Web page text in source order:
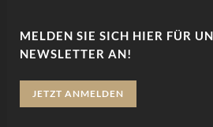
MELDEN SIE SICH HIER FÜR
NEWSLETTER AN!
JETZT ANMELDEN